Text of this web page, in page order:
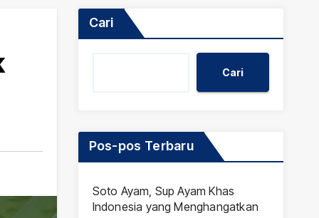
Cari
Cari
Pos-pos Terbaru
Soto Ayam, Sup Ayam Khas
Indonesia yang Menghangatkan